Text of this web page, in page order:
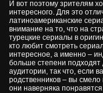
И вот поэтому зрителям
интересного. Для это
латиноамериканские
внимание на то, что на
турецкие сериалы в
кто любит смотреть
интересное, а именно –
больше степени
аудитории, так что, если
родственников – вы
они наверняка